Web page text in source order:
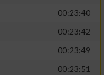
00:23:40
00:23:42
00:23:49
00:23:51